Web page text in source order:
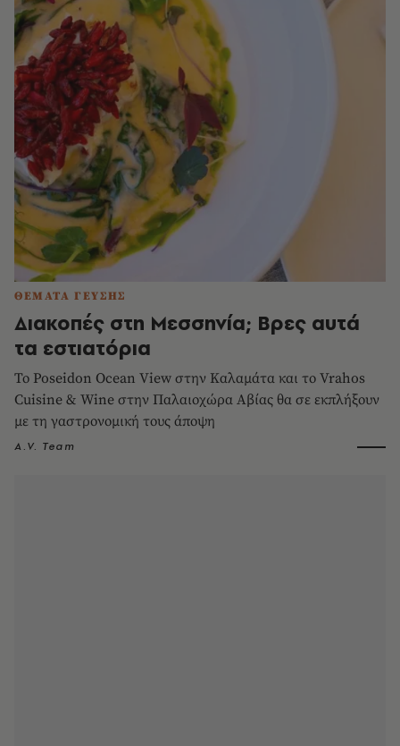
ΘΕΜΑΤΑ ΓΕΥΣΗΣ
Διακοπές στη Μεσσηνία; Βρες αυτά
τα εστιατόρια
Το Poseidon Ocean View στην Καλαμάτα και το Vrahos
Cuisine & Wine στην Παλαιοχώρα Αβίας θα σε εκπλήξουν
με τη γαστρονομική τους άποψη
A.V. Team